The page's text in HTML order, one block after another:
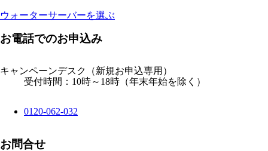
ウォーターサーバーを選ぶ
お電話でのお申込み
キャンペーンデスク
（新規お申込専用）
受付時間：10時～18時（年末年始を除く）
0120-062-032
お問合せ